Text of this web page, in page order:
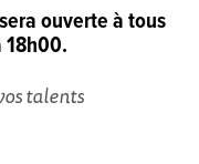
ouverte à tous
18h00.
talents